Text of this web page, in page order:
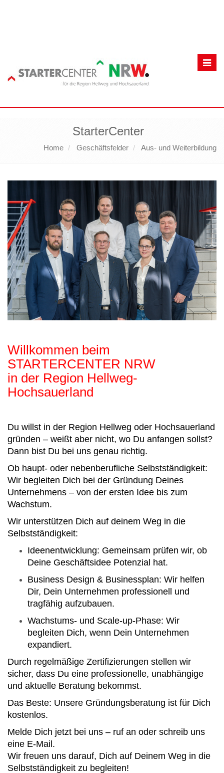
StarterCenter
Home Geschäftsfelder Aus- und Weiterbildung
Willkommen beim
STARTERCENTER NRW
in der Region Hellweg-
Hochsauerland
Du willst in der Region Hellweg oder Hochsauerland
gründen – weißt aber nicht, wo Du anfangen sollst?
Dann bist Du bei uns genau richtig.
Ob haupt- oder nebenberufliche Selbstständigkeit:
Wir begleiten Dich bei der Gründung Deines
Unternehmens – von der ersten Idee bis zum
Wachstum.
Wir unterstützen Dich auf deinem Weg in die
Selbstständigkeit:
Ideenentwicklung: Gemeinsam prüfen wir, ob
Deine Geschäftsidee Potenzial hat.
Business Design & Businessplan: Wir helfen
Dir, Dein Unternehmen professionell und
tragfähig aufzubauen.
Wachstums- und Scale-up-Phase: Wir
begleiten Dich, wenn Dein Unternehmen
expandiert.
Durch regelmäßige Zertifizierungen stellen wir
sicher, dass Du eine professionelle, unabhängige
und aktuelle Beratung bekommst.
Das Beste: Unsere Gründungsberatung ist für Dich
kostenlos.
Melde Dich jetzt bei uns – ruf an oder schreib uns
eine E-Mail.
Wir freuen uns darauf, Dich auf Deinem Weg in die
Selbstständigkeit zu begleiten!